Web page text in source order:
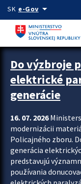
Preskocit na hlavný
SK e-Govarrow_drop_down
Zastavit automatický
Do výzbroje
elektrické
generácie
16. 07. 2026
modernizácii
Policajného zboru.
generácia
predstavujú
používania